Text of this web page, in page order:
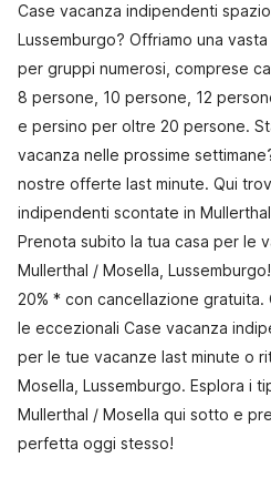
Case vacanza indipendenti
Lussemburgo? Offriamo una
per gruppi numerosi, comprese
8 persone, 10 persone, 12
e persino per oltre 20 persone.
vacanza nelle prossime
nostre offerte last minute. Qui
indipendenti scontate in
Prenota subito la tua casa per le
Mullerthal / Mosella,
20% * con cancellazione
le eccezionali Case vacanza
per le tue vacanze last minute o
Mosella, Lussemburgo. Esplora i
Mullerthal / Mosella qui sotto e
perfetta oggi stesso!